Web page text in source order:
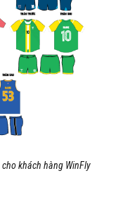
khách hàng WinFly